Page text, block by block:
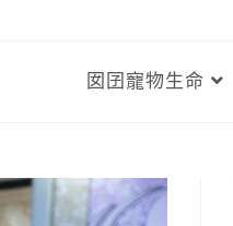
囡囝寵物生命